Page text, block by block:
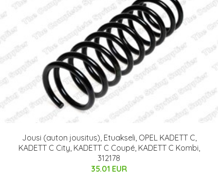
Jousi (auton jousitus), Etuakseli, OPEL KADETT C,
KADETT C City, KADETT C Coupé, KADETT C Kombi,
312178
35.01 EUR